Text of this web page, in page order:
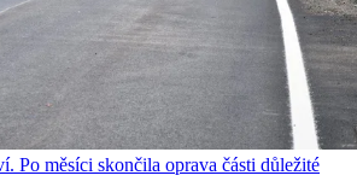
Po měsíci skončila oprava části důležité